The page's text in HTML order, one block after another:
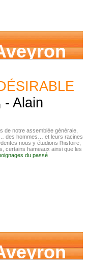
- Alain
de notre assemblée générale,
des hommes… et leurs racines
nous y étudions l'histoire,
certains hameaux ainsi que les
du passé